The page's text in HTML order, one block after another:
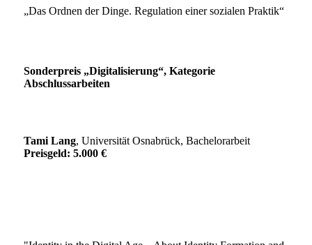
„Das Ordnen der Dinge. Regulation einer sozialen Praktik“
Sonderpreis „Digitalisierung“, Kategorie
Abschlussarbeiten
Tami Lang, Universität Osnabrück, Bachelorarbeit
Preisgeld: 5.000 €